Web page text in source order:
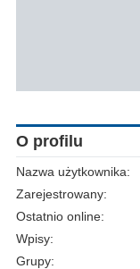
O profilu
Nazwa użytkownika:
Zarejestrowany:
Ostatnio online:
Wpisy:
Grupy: